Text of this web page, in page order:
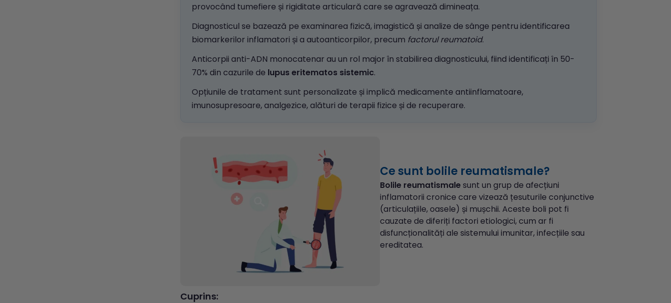
provocând tumefiere și rigiditate articulară care se agravează dimineața.
Diagnosticul se bazează pe examinarea fizică, imagistică și analize de sânge pentru identificarea
biomarkerilor inflamatori și a autoanticorpilor, precum factorul reumatoid.
Anticorpii anti-ADN monocatenar au un rol major în stabilirea diagnosticului, fiind identificați în 50-
70% din cazurile de lupus eritematos sistemic.
Opțiunile de tratament sunt personalizate și implică medicamente antiinflamatoare,
imunosupresoare, analgezice, alături de terapii fizice și de recuperare.
Ce sunt bolile reumatismale?
Bolile reumatismalesunt un grup de afecțiuni
inflamatorii cronice care vizează țesuturile conjunctive
(articulațiile, oasele) și mușchii. Aceste boli pot fi
cauzate de diferiți factori etiologici, cum ar fi
disfuncționalități ale sistemului imunitar, infecțiile sau
ereditatea.
Cuprins: